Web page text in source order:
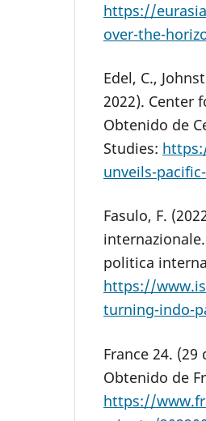
https://
over-the-
Edel, C.,
2022). Center
Obtenido de
Studies:
unveils-
Fasulo, F.
politica
https://
turning-indo-
France 24. (29
Obtenido de
https://